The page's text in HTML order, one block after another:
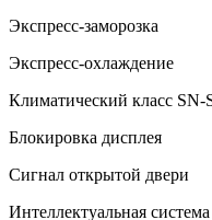
Экспресс-заморозка
Экспресс-охлаждение
Климатический класс SN-
Блокировка дисплея
Сигнал открытой двери
Интеллектуальная